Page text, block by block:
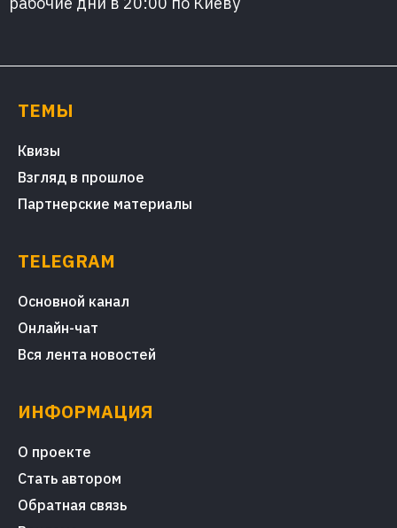
ТЕМЫ
Квизы
Взгляд в прошлое
Партнерские материалы
TELEGRAM
Основной канал
Онлайн-чат
Вся лента новостей
ИНФОРМАЦИЯ
О проекте
Стать автором
Обратная связь